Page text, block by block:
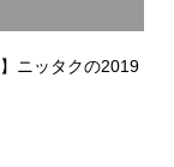
ニッタクの2019